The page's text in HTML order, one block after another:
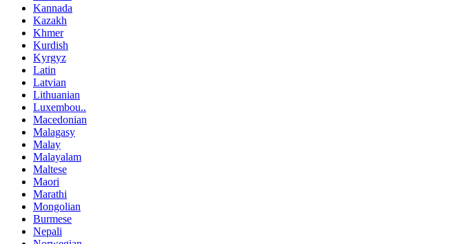
Kannada
Kazakh
Khmer
Kurdish
Kyrgyz
Latin
Latvian
Lithuanian
Luxembou..
Macedonian
Malagasy
Malay
Malayalam
Maltese
Maori
Marathi
Mongolian
Burmese
Nepali